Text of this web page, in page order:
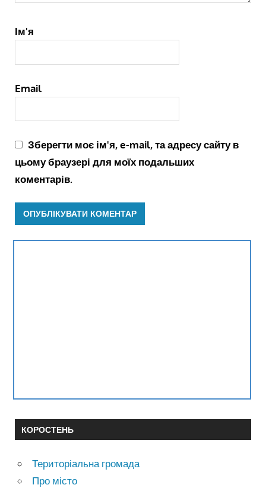
Ім'я
Email
Зберегти моє ім'я, e-mail, та адресу сайту в
цьому браузері для моїх подальших
коментарів.
КОРОСТЕНЬ
Територіальна громада
Про місто